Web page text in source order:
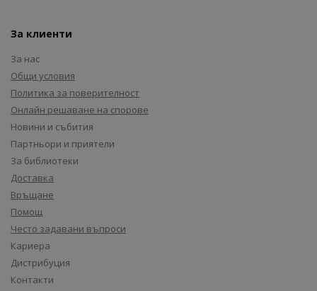
За клиенти
За нас
Общи условия
Политика за поверителност
Онлайн решаване на спорове
Новини и събития
Партньори и приятели
За библиотеки
Доставка
Връщане
Помощ
Често задавани въпроси
Кариера
Дистрибуция
Контакти